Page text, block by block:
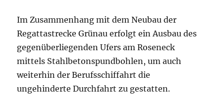
Im Zusammenhang mit dem Neubau der
Regattastrecke Grünau erfolgt ein Ausbau des
gegenüberliegenden Ufers am Roseneck
mittels Stahlbetonspundbohlen, um auch
weiterhin der Berufsschiffahrt die
ungehinderte Durchfahrt zu gestatten.